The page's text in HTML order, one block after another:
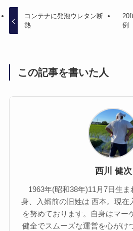
コンテナに発泡ウレタン断
熱
例
この記事を書いた人
西川 健次
1963年(昭和38年)11月7日生
身、入婿前の旧姓は 西本。現在
を努めております。自身はマー
健全でスムーズな運営を心がけ